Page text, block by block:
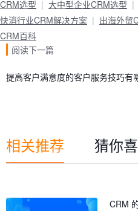
CRM选型
大中型企业CRM选型
快消行业CRM解决方案
出海外贸
CRM百科
阅读下一篇
提高客户满意度的客户服务技巧有
相关推荐 猜你
CRM